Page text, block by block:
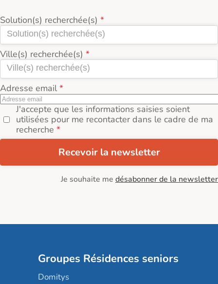
Solution(s) recherchée(s)
Ville(s) recherchée(s)
Adresse email
J'accepte que les informations saisies soient
utilisées pour me recontacter dans le cadre de ma
recherche
Recevoir la newsletter
Je souhaite me désabonner de la newsletter
Groupes Résidences seniors
Domitys